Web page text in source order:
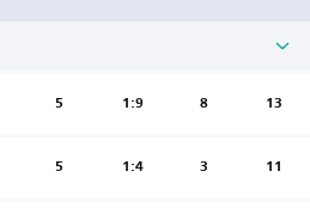
5 1:9 8 13
5 1:4 3 11